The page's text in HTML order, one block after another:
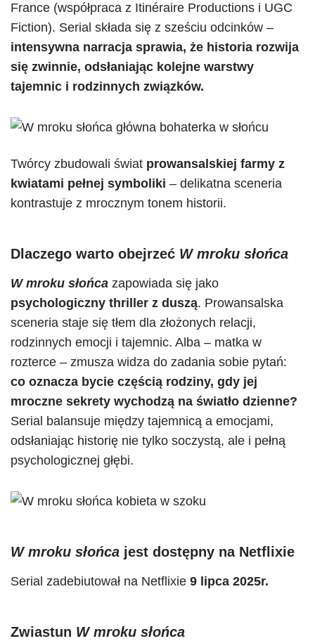
France (współpraca z Itinéraire Productions i UGC
Fiction). Serial składa się z sześciu odcinków –
intensywna narracja sprawia, że historia rozwija
się zwinnie, odsłaniając kolejne warstwy
tajemnic i rodzinnych związków.
Twórcy zbudowali świat prowansalskiej farmy z
kwiatami pełnej symboliki – delikatna sceneria
kontrastuje z mrocznym tonem historii.
Dlaczego warto obejrzeć W mroku słońca
W mroku słońca zapowiada się jako
psychologiczny thriller z duszą. Prowansalska
sceneria staje się tłem dla złożonych relacji,
rodzinnych emocji i tajemnic. Alba – matka w
rozterce – zmusza widza do zadania sobie pytań:
co oznacza bycie częścią rodziny, gdy jej
mroczne sekrety wychodzą na światło dzienne?
Serial balansuje między tajemnicą a emocjami,
odsłaniając historię nie tylko soczystą, ale i pełną
psychologicznej głębi.
W mroku słońca jest dostępny na Netflixie
Serial zadebiutował na Netflixie 9 lipca 2025r.
Zwiastun W mroku słońca